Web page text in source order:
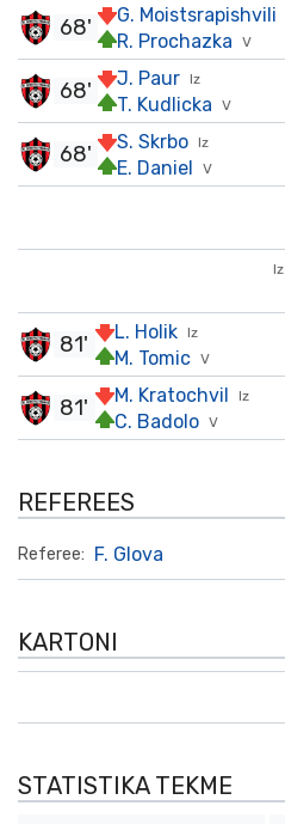
G. Moistsrapishvili
V
R. Prochazka
68'
Iz
J. Paur
V
T. Kudlicka
68'
Iz
S. Skrbo
V
E. Daniel
68'
Iz
Iz
L. Holik
V
M. Tomic
81'
Iz
M. Kratochvil
V
C. Badolo
81'
REFEREES
Referee: F. Glova
KARTONI
STATISTIKA TEKME